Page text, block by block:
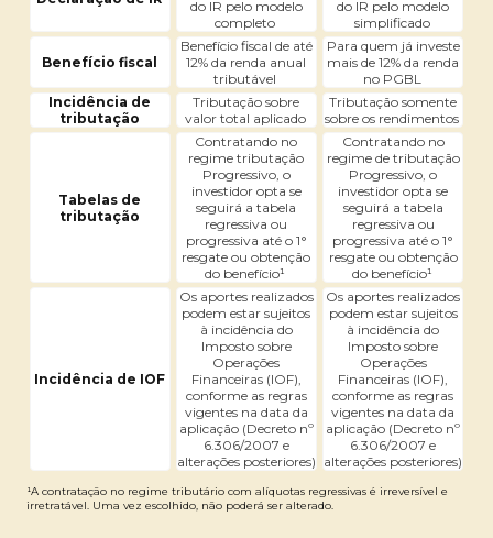
do IR pelo modelo
completo
do IR pelo modelo
simplificado
Benefício fiscal
Benefício fiscal de até
12% da renda anual
tributável
Para quem já investe
mais de 12% da renda
no PGBL
Incidência de
tributação
Tributação sobre
valor total aplicado
Tributação somente
sobre os rendimentos
Tabelas de
tributação
Contratando no
regime tributação
Progressivo, o
investidor opta se
seguirá a tabela
regressiva ou
progressiva até o 1°
resgate ou obtenção
do benefício¹
Contratando no
regime de tributação
Progressivo, o
investidor opta se
seguirá a tabela
regressiva ou
progressiva até o 1°
resgate ou obtenção
do benefício¹
Incidência de IOF
Os aportes realizados
podem estar sujeitos
à incidência do
Imposto sobre
Operações
Financeiras (IOF),
conforme as regras
vigentes na data da
aplicação (Decreto nº
6.306/2007 e
alterações posteriores)
Os aportes realizados
podem estar sujeitos
à incidência do
Imposto sobre
Operações
Financeiras (IOF),
conforme as regras
vigentes na data da
aplicação (Decreto nº
6.306/2007 e
alterações posteriores)
¹A contratação no regime tributário com alíquotas regressivas é irreversível e
irretratável. Uma vez escolhido, não poderá ser alterado.